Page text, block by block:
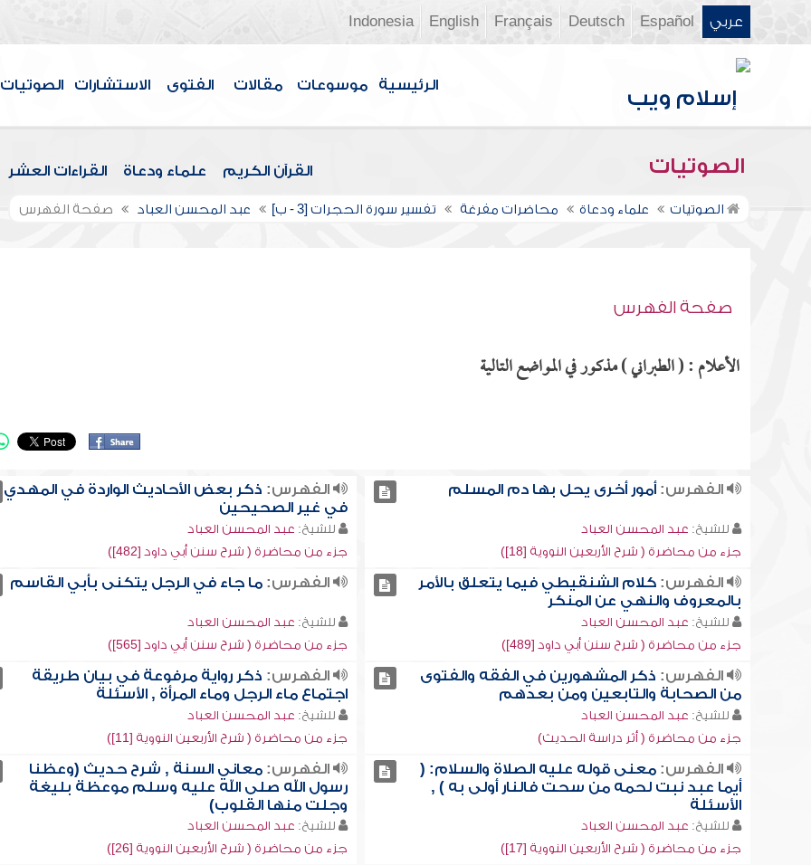
عربي Español
Deutsch
Français
English
Indonesia
الرئيسية موسوعات مقالات الفتوى الاستشارات الصوتيات
الصوتيات القرآن الكريم علماء ودعاة القراءات العشر
الصوتيات علماء ودعاة محاضرات مفرغة تفسير سورة الحجرات [3 - ب] عبد المحسن العباد صفحة الفهرس
صفحة الفهرس
الأعلام : ( الطبراني ) مذكور في المواضع التالية
الفهرس:أمور أخرى يحل بها دم المسلم
للشيخ: عبد المحسن العباد
جزء من محاضرة ( شرح الأربعين النووية [18])
الفهرس: ذكر بعض الأحاديث الواردة في المهدي
في غير الصحيحين
للشيخ: عبد المحسن العباد
جزء من محاضرة ( شرح سنن أبي داود [482])
الفهرس:كلام الشنقيطي فيما يتعلق بالأمر
بالمعروف والنهي عن المنكر
للشيخ: عبد المحسن العباد
جزء من محاضرة ( شرح سنن أبي داود [489])
الفهرس: ما جاء في الرجل يتكنى بأبي القاسم
للشيخ: عبد المحسن العباد
جزء من محاضرة ( شرح سنن أبي داود [565])
الفهرس: ذكر المشهورين في الفقه والفتوى
من الصحابة والتابعين ومن بعدهم
للشيخ: عبد المحسن العباد
جزء من محاضرة ( أثر دراسة الحديث)
الفهرس: ذكر رواية مرفوعة في بيان طريقة
اجتماع ماء الرجل وماء المرأة , الأسئلة
للشيخ: عبد المحسن العباد
جزء من محاضرة ( شرح الأربعين النووية [11])
الفهرس:معنى قوله عليه الصلاة والسلام: (
أيما عبد نبت لحمه من سحت فالنار أولى به ) ,
الأسئلة
للشيخ: عبد المحسن العباد
جزء من محاضرة ( شرح الأربعين النووية [17])
الفهرس: معاني السنة , شرح حديث (وعظنا
رسول الله صلى الله عليه وسلم موعظة بليغة
وجلت منها القلوب)
للشيخ: عبد المحسن العباد
جزء من محاضرة ( شرح الأربعين النووية [26])